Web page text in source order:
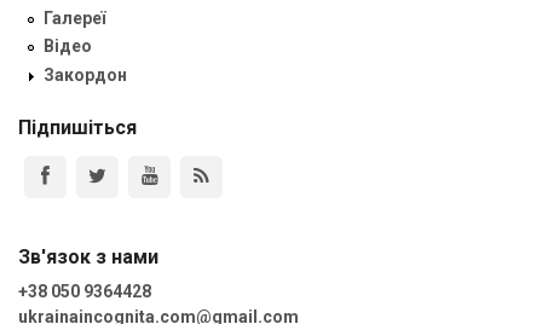
Галереї
Відео
Закордон
Підпишіться
Зв'язок з нами
+38 050 9364428
ukrainaincognita.com@gmail.com